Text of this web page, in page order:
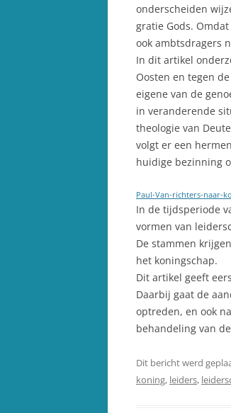
onderscheiden
gratie Gods.
ook ambtsdragers
In dit artikel
Oosten en tegen
eigene van de
in veranderende
theologie van
volgt er een
huidige bezinning
Paul-Van-richters-naar-
In de tijdsperiode
vormen van
De stammen
het koningschap.
Dit artikel geeft
Daarbij gaat de
optreden, en ook
behandeling van
Dit bericht werd
koning, leiders,